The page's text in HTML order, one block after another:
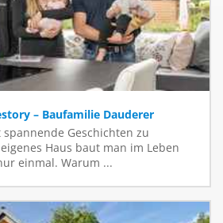
– Baufamilie Dauderer
spannende Geschichten zu
Haus baut man im Leben
einmal. Warum ...